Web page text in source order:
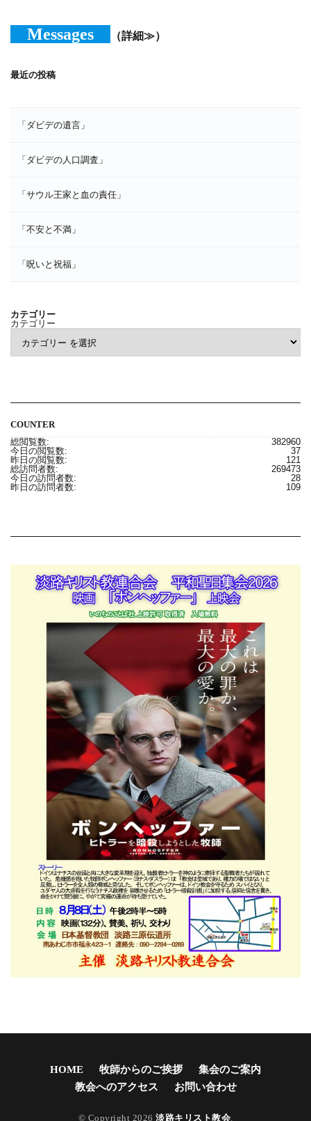
Messages （詳細≫）
最近の投稿
「ダビデの遺言」
「ダビデの人口調査」
「サウル王家と血の責任」
「不安と不満」
「呪いと祝福」
カテゴリー
カテゴリー
COUNTER
382960
総閲覧数:
37
今日の閲覧数:
121
昨日の閲覧数:
269473
総訪問者数:
28
今日の訪問者数:
109
昨日の訪問者数:
HOME 牧師からのご挨拶
集会のご案内
教会へのアクセス
お問い合わせ
© Copyright 2026 淡路キリスト教会